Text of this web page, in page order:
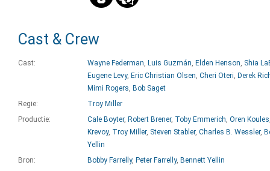
Cast & Crew
Cast: Wayne Federman, Luis Guzmán, Elden Henson, Shia
Eugene Levy, Eric Christian Olsen, Cheri Oteri, Derek
Mimi Rogers, Bob Saget
Regie:
Troy Miller
Productie:
Cale Boyter, Robert Brener, Toby Emmerich, Oren Koules
Krevoy, Troy Miller, Steven Stabler, Charles B. Wessler,
Yellin
Bron:
Bobby Farrelly, Peter Farrelly, Bennett Yellin